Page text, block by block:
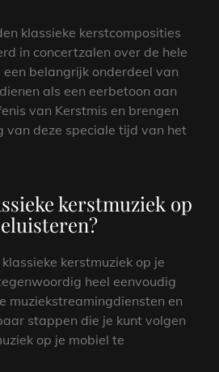
klassieke kerstcomposities
in concertzalen over de hele
belangrijk onderdeel van
als een eerbetoon aan
van Kerstmis en brengen
van deze speciale tijd van het
kerstmuziek op
kerstmuziek op je
heel eenvoudig
muziekstreamingdiensten en
stappen die je kunt volgen
op je mobiel te